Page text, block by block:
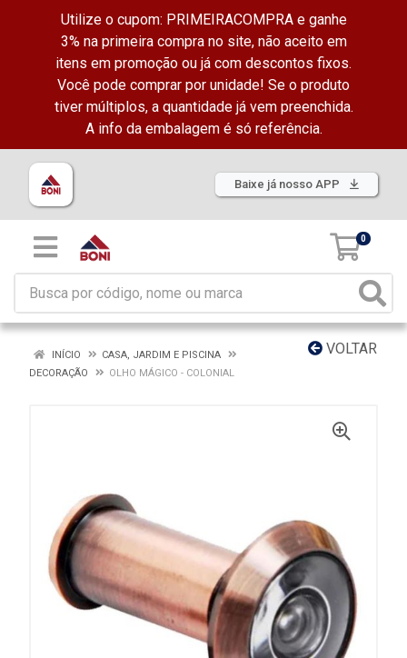
Utilize o cupom: PRIMEIRACOMPRA e ganhe
3% na primeira compra no site, não aceito em
itens em promoção ou já com descontos fixos.
Você pode comprar por unidade! Se o produto
tiver múltiplos, a quantidade já vem preenchida.
A info da embalagem é só referência.
Baixe já nosso APP
0
VOLTAR
INÍCIO
CASA, JARDIM E PISCINA
DECORAÇÃO
OLHO MÁGICO - COLONIAL